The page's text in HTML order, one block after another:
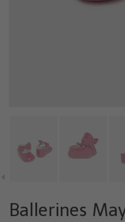
Ballerines